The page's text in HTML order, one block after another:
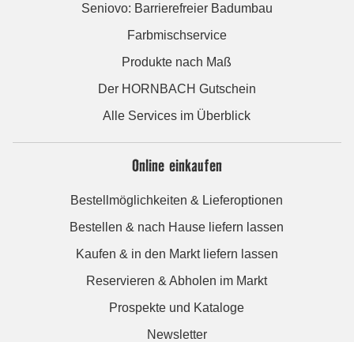
Seniovo: Barrierefreier Badumbau
Farbmischservice
Produkte nach Maß
Der HORNBACH Gutschein
Alle Services im Überblick
Online einkaufen
Bestellmöglichkeiten & Lieferoptionen
Bestellen & nach Hause liefern lassen
Kaufen & in den Markt liefern lassen
Reservieren & Abholen im Markt
Prospekte und Kataloge
Newsletter